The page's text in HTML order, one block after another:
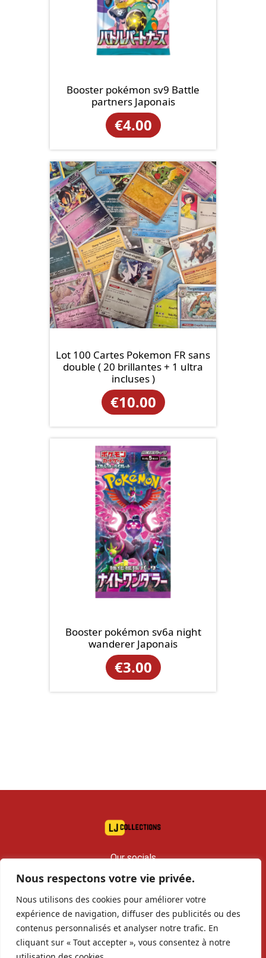
Nous respectons votre vie privée.
Nous utilisons des cookies pour améliorer votre
expérience de navigation, diffuser des publicités ou des
contenus personnalisés et analyser notre trafic. En
cliquant sur « Tout accepter », vous consentez à notre
Booster pokémon sv9 Battle
partners Japonais
€4.00
Lot 100 Cartes Pokemon FR sans
double ( 20 brillantes + 1 ultra
incluses )
€10.00
Booster pokémon sv6a night
wanderer Japonais
€3.00
Our socials
RCS 979 374 147 Romans
Sell to us Contact